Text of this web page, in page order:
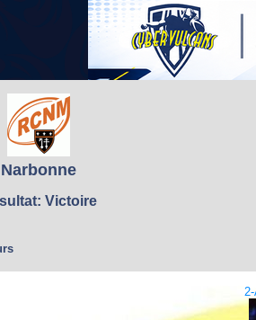
Narbonne
Victoire